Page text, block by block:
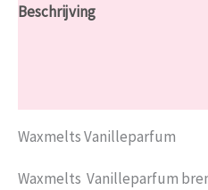
Beschrijving
Waxmelts Vanilleparfum
Waxmelts Vanilleparfum